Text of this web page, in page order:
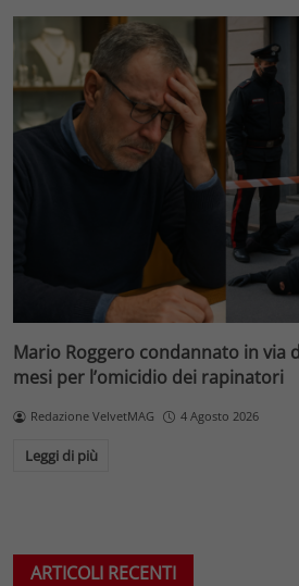
Mario Roggero condannato in via
mesi per l’omicidio dei rapinatori
Redazione VelvetMAG 4 Agosto 2026
Leggi di più
ARTICOLI RECENTI